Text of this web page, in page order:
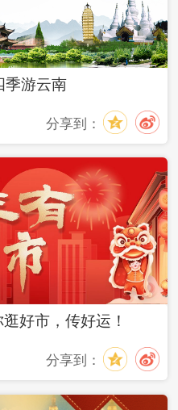
季游云南
分享到：
好市，传好运！
分享到：